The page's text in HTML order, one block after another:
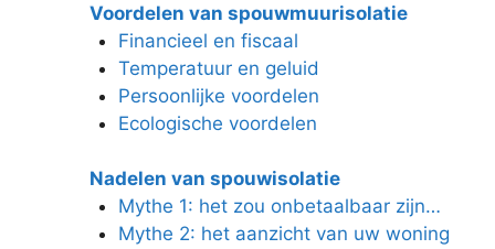
Voordelen van spouwmuurisolatie
Financieel en fiscaal
Temperatuur en geluid
Persoonlijke voordelen
Ecologische voordelen
Nadelen van spouwisolatie
Mythe 1: het zou onbetaalbaar zijn…
Mythe 2: het aanzicht van uw woning